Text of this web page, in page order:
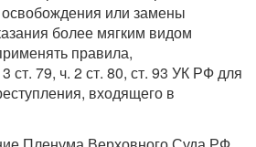
или замены
более мягким видом
правила,
ст. 79, ч. 2 ст. 80, ст. 93 УК РФ для
входящего в